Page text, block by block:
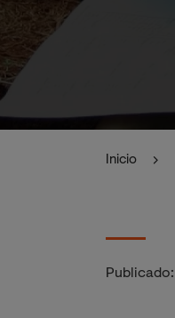
Inicio
Publicado: